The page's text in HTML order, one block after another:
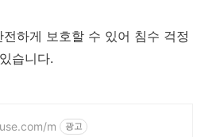
하게 보호할 수 있어 침수 걱정
습니다.
m 광고